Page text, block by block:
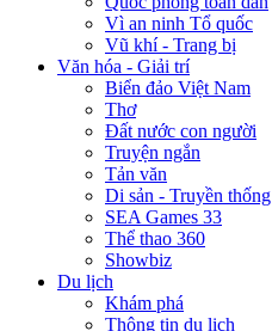
Vì an ninh Tổ quốc
Vũ khí - Trang bị
Văn hóa - Giải trí
Biển đảo Việt Nam
Thơ
Đất nước con người
Truyện ngắn
Tản văn
Di sản - Truyền thống
SEA Games 33
Thể thao 360
Showbiz
Du lịch
Khám phá
Thông tin du lịch